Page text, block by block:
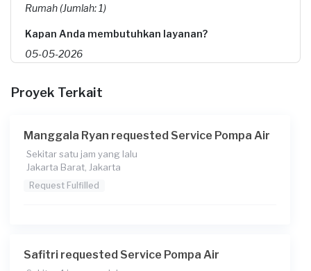
Rumah (Jumlah: 1)
Kapan Anda membutuhkan layanan?
05-05-2026
19:00
Rp180.000 + Rp11.000 (biaya layanan) + Rp3.125 (biaya
Transaksi)
Proyek Terkait
Manggala Ryan requested Service Pompa Air
Sekitar satu jam yang lalu
Jakarta Barat, Jakarta
Request Fulfilled
Safitri requested Service Pompa Air